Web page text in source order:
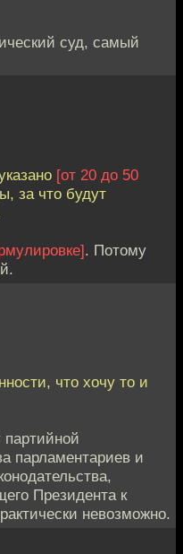
суд, самый
[от 20 до 50
за что будут
. Потому
что хочу то и
парламентариев и
Президента к
невозможно.